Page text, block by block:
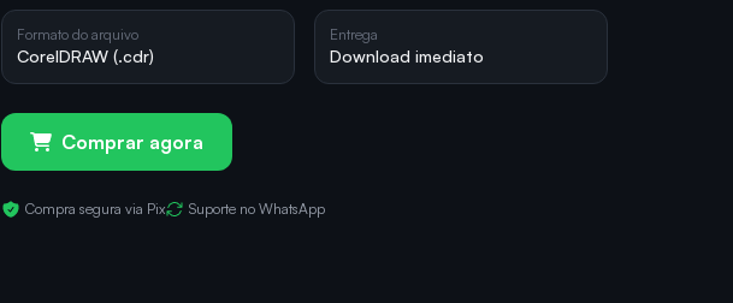
Formato do arquivo
CorelDRAW (.cdr)
Entrega
Download imediato
Comprar agora
Compra segura via Pix Suporte no WhatsApp